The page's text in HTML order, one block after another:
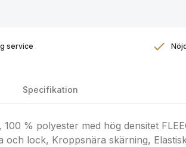
service
Specifikation
% polyester med hög densitet
lock, Kroppsnära skärning,